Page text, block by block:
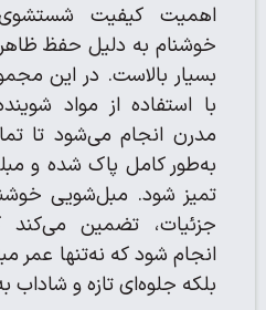
اهمیت کیفیت
خوشنام به دلیل حفظ
بسیار بالاست. در این
با استفاده از مواد
مدرن انجام می‌شود تا
به‌طور کامل پاک شده و
تمیز شود. مبل‌شویی
جزئیات، تضمین می‌کند
انجام شود که نه‌تنها عمر
بلکه جلوه‌ای تازه و شاداب